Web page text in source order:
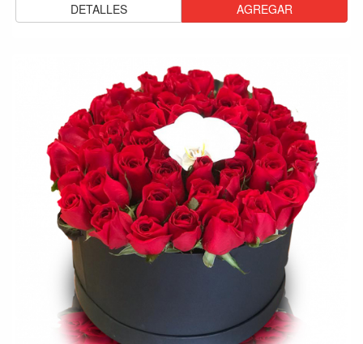
DETALLES AGREGAR